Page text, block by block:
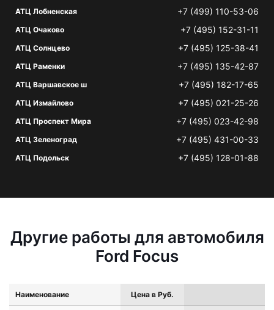
АТЦ Лобненская +7 (499) 110-53-06
АТЦ Очаково +7 (495) 152-31-11
АТЦ Солнцево +7 (495) 125-38-41
АТЦ Раменки +7 (495) 135-42-87
АТЦ Варшавское ш +7 (495) 182-17-65
АТЦ Измайлово +7 (495) 021-25-26
АТЦ Проспект Мира +7 (495) 023-42-98
АТЦ Зеленоград +7 (495) 431-00-33
АТЦ Подольск +7 (495) 128-01-88
Другие работы для автомобиля
Ford Focus
Наименование Цена в Руб.